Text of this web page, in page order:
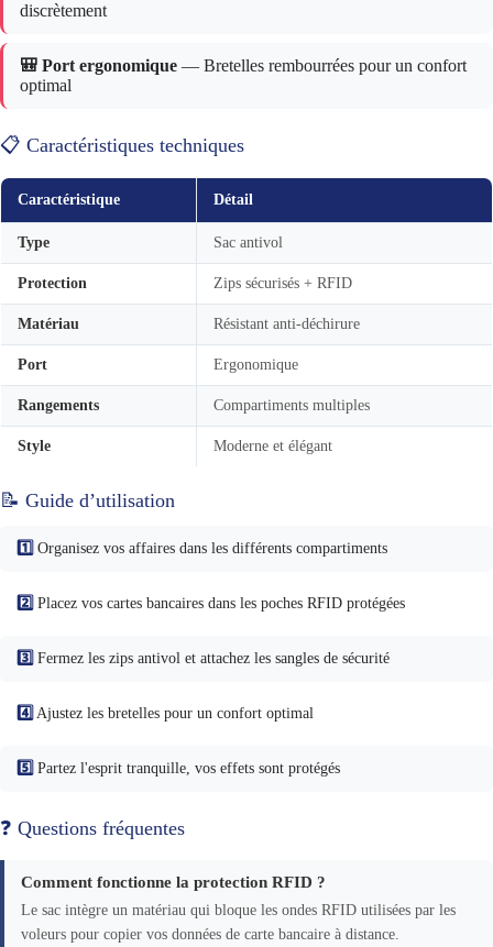
discrètement
🎒 Port ergonomique — Bretelles rembourrées pour un confort
optimal
📋 Caractéristiques techniques
Caractéristique Détail
Type Sac antivol
Protection Zips sécurisés + RFID
Matériau Résistant anti-déchirure
Port Ergonomique
Rangements Compartiments multiples
Style Moderne et élégant
📝 Guide d’utilisation
1️⃣ Organisez vos affaires dans les différents compartiments
2️⃣ Placez vos cartes bancaires dans les poches RFID protégées
3️⃣ Fermez les zips antivol et attachez les sangles de sécurité
4️⃣ Ajustez les bretelles pour un confort optimal
5️⃣ Partez l'esprit tranquille, vos effets sont protégés
❓ Questions fréquentes
Comment fonctionne la protection RFID ?
Le sac intègre un matériau qui bloque les ondes RFID utilisées par les
voleurs pour copier vos données de carte bancaire à distance.